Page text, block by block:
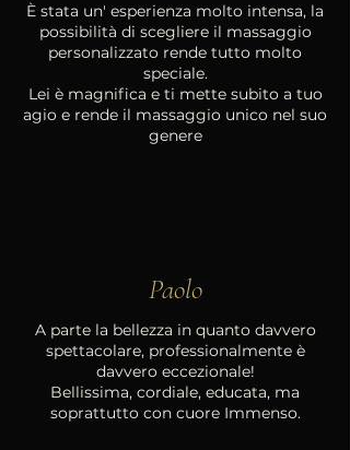
È stata un' esperienza molto intensa, la
possibilità di scegliere il massaggio
personalizzato rende tutto molto
speciale.
Lei è magnifica e ti mette subito a tuo
agio e rende il massaggio unico nel suo
genere
Paolo
A parte la bellezza in quanto davvero
spettacolare, professionalmente è
davvero eccezionale!
Bellissima, cordiale, educata, ma
soprattutto con cuore Immenso.